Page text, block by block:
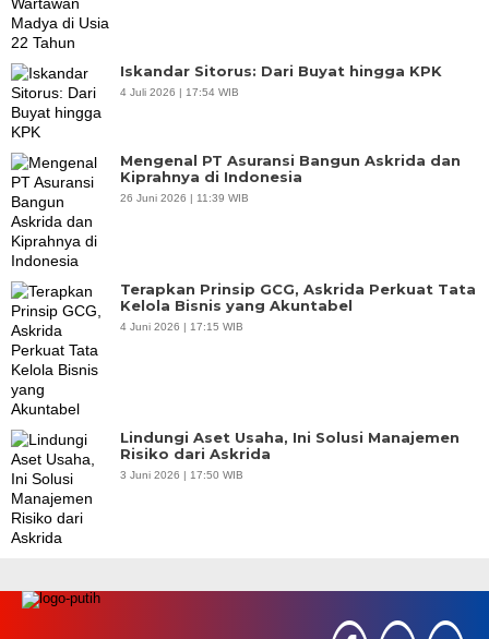
Iskandar Sitorus: Dari Buyat hingga KPK
4 Juli 2026 | 17:54 WIB
Mengenal PT Asuransi Bangun Askrida dan
Kiprahnya di Indonesia
26 Juni 2026 | 11:39 WIB
Terapkan Prinsip GCG, Askrida Perkuat Tata
Kelola Bisnis yang Akuntabel
4 Juni 2026 | 17:15 WIB
Lindungi Aset Usaha, Ini Solusi Manajemen
Risiko dari Askrida
3 Juni 2026 | 17:50 WIB